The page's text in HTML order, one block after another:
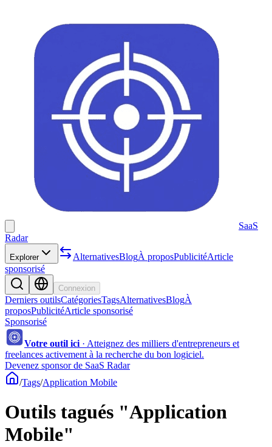
SaaS
Radar
Explorer AlternativesBlogÀ proposPublicitéArticle
sponsorisé
Connexion
Derniers outilsCatégoriesTagsAlternativesBlogÀ
proposPublicitéArticle sponsorisé
Sponsorisé
Votre outil ici · Atteignez des milliers d'entrepreneurs et
freelances activement à la recherche du bon logiciel.
Devenez sponsor de SaaS Radar
/Tags/Application Mobile
Outils tagués "Application
Mobile"